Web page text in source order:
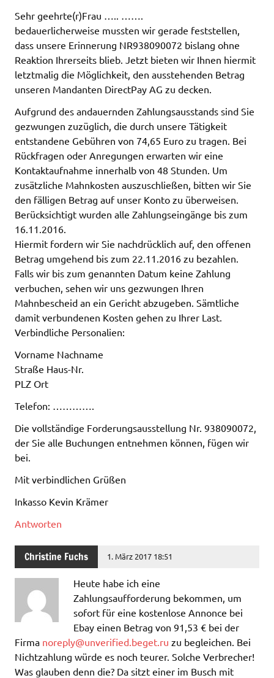
Sehr geehrte(r)Frau ….. …….
bedauerlicherweise mussten wir gerade feststellen,
dass unsere Erinnerung NR938090072 bislang ohne
Reaktion Ihrerseits blieb. Jetzt bieten wir Ihnen hiermit
letztmalig die Möglichkeit, den ausstehenden Betrag
unseren Mandanten DirectPay AG zu decken.
Aufgrund des andauernden Zahlungsausstands sind Sie
gezwungen zuzüglich, die durch unsere Tätigkeit
entstandene Gebühren von 74,65 Euro zu tragen. Bei
Rückfragen oder Anregungen erwarten wir eine
Kontaktaufnahme innerhalb von 48 Stunden. Um
zusätzliche Mahnkosten auszuschließen, bitten wir Sie
den fälligen Betrag auf unser Konto zu überweisen.
Berücksichtigt wurden alle Zahlungseingänge bis zum
16.11.2016.
Hiermit fordern wir Sie nachdrücklich auf, den offenen
Betrag umgehend bis zum 22.11.2016 zu bezahlen.
Falls wir bis zum genannten Datum keine Zahlung
verbuchen, sehen wir uns gezwungen Ihren
Mahnbescheid an ein Gericht abzugeben. Sämtliche
damit verbundenen Kosten gehen zu Ihrer Last.
Verbindliche Personalien:
Vorname Nachname
Straße Haus-Nr.
PLZ Ort
Telefon: ………….
Die vollständige Forderungsausstellung Nr. 938090072,
der Sie alle Buchungen entnehmen können, fügen wir
bei.
Mit verbindlichen Grüßen
Inkasso Kevin Krämer
Antworten
Christine Fuchs 1. März 2017 18:51
Heute habe ich eine
Zahlungsaufforderung bekommen, um
sofort für eine kostenlose Annonce bei
Ebay einen Betrag von 91,53 € bei der
Firma noreply@unverified.beget.ru zu begleichen. Bei
Nichtzahlung würde es noch teurer. Solche Verbrecher!
Was glauben denn die? Da sitzt einer im Busch mit